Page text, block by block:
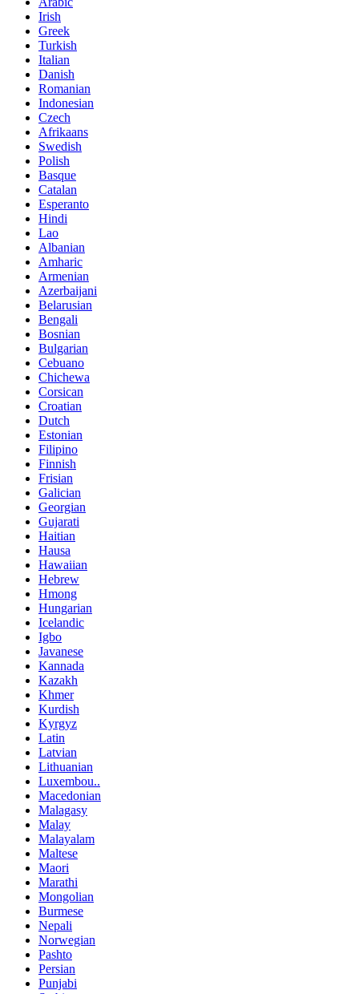
Irish
Greek
Turkish
Italian
Danish
Romanian
Indonesian
Czech
Afrikaans
Swedish
Polish
Basque
Catalan
Esperanto
Hindi
Lao
Albanian
Amharic
Armenian
Azerbaijani
Belarusian
Bengali
Bosnian
Bulgarian
Cebuano
Chichewa
Corsican
Croatian
Dutch
Estonian
Filipino
Finnish
Frisian
Galician
Georgian
Gujarati
Haitian
Hausa
Hawaiian
Hebrew
Hmong
Hungarian
Icelandic
Igbo
Javanese
Kannada
Kazakh
Khmer
Kurdish
Kyrgyz
Latin
Latvian
Lithuanian
Luxembou..
Macedonian
Malagasy
Malay
Malayalam
Maltese
Maori
Marathi
Mongolian
Burmese
Nepali
Norwegian
Pashto
Persian
Punjabi